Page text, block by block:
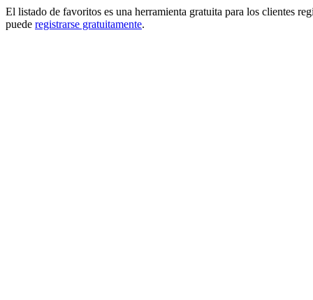
El listado de favoritos es una herramienta gratuita para los clientes
puede registrarse gratuitamente.